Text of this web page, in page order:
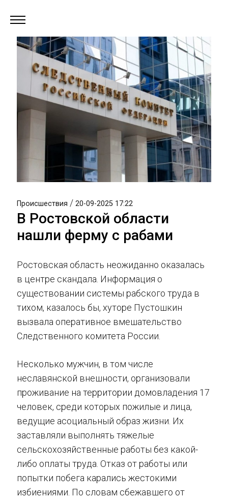
Происшествия / 20-09-2025 17:22
В Ростовской области
нашли ферму с рабами
Ростовская область неожиданно оказалась
в центре скандала. Информация о
существовании системы рабского труда в
тихом, казалось бы, хуторе Пустошкин
вызвала оперативное вмешательство
Следственного комитета России.
Несколько мужчин, в том числе
неславянской внешности, организовали
проживание на территории домовладения 17
человек, среди которых пожилые и лица,
ведущие асоциальный образ жизни. Их
заставляли выполнять тяжелые
сельскохозяйственные работы без какой-
либо оплаты труда. Отказ от работы или
попытки побега карались жестокими
избиениями. По словам сбежавшего от